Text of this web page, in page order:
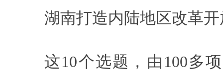
湖南打造内陆地区改革
这10个选题，由100多